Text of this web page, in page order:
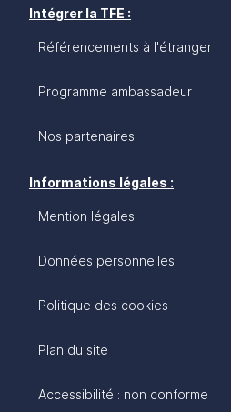
Intégrer la TFE :
Référencements à l'étranger
Programme ambassadeur
Nos partenaires
Informations légales :
Mention légales
Données personnelles
Politique des cookies
Plan du site
Accessibilité : non conforme